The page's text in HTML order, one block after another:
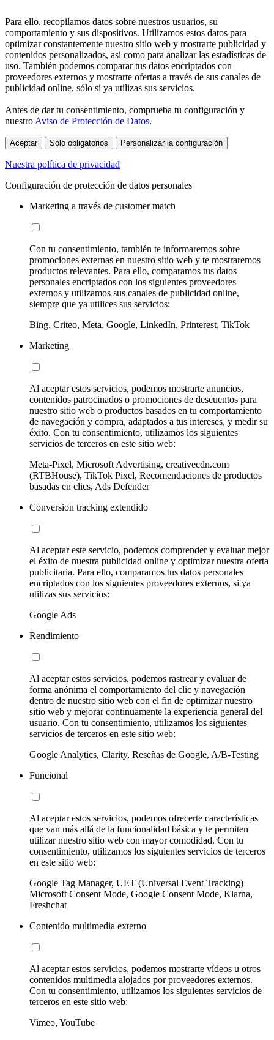
Para ello, recopilamos datos sobre nuestros usuarios, su
comportamiento y sus dispositivos. Utilizamos estos datos para
optimizar constantemente nuestro sitio web y mostrarte publicidad y
contenidos personalizados, así como para analizar las estadísticas de
uso. También podemos comparar tus datos encriptados con
proveedores externos y mostrarte ofertas a través de sus canales de
publicidad online, sólo si ya utilizas sus servicios.
Antes de dar tu consentimiento, comprueba tu configuración y
nuestro Aviso de Protección de Datos.
Aceptar Sólo obligatorios Personalizar la configuración
Nuestra política de privacidad
Configuración de protección de datos personales
Marketing a través de customer match
Con tu consentimiento, también te informaremos sobre
promociones externas en nuestro sitio web y te mostraremos
productos relevantes. Para ello, comparamos tus datos
personales encriptados con los siguientes proveedores
externos y utilizamos sus canales de publicidad online,
siempre que ya utilices sus servicios:
Bing, Criteo, Meta, Google, LinkedIn, Printerest, TikTok
Marketing
Al aceptar estos servicios, podemos mostrarte anuncios,
contenidos patrocinados o promociones de descuentos para
nuestro sitio web o productos basados en tu comportamiento
de navegación y compra, adaptados a tus intereses, y medir su
éxito. Con tu consentimiento, utilizamos los siguientes
servicios de terceros en este sitio web:
Meta-Pixel, Microsoft Advertising, creativecdn.com
(RTBHouse), TikTok Pixel, Recomendaciones de productos
basadas en clics, Ads Defender
Conversion tracking extendido
Al aceptar este servicio, podemos comprender y evaluar mejor
el éxito de nuestra publicidad online y optimizar nuestra oferta
publicitaria. Para ello, comparamos tus datos personales
encriptados con los siguientes proveedores externos, si ya
utilizas sus servicios:
Google Ads
Rendimiento
Al aceptar estos servicios, podemos rastrear y evaluar de
forma anónima el comportamiento del clic y navegación
dentro de nuestro sitio web con el fin de optimizar nuestro
sitio web y mejorar continuamente la experiencia general del
usuario. Con tu consentimiento, utilizamos los siguientes
servicios de terceros en este sitio web:
Google Analytics, Clarity, Reseñas de Google, A/B-Testing
Funcional
Al aceptar estos servicios, podemos ofrecerte características
que van más allá de la funcionalidad básica y te permiten
utilizar nuestro sitio web con mayor comodidad. Con tu
consentimiento, utilizamos los siguientes servicios de terceros
en este sitio web:
Google Tag Manager, UET (Universal Event Tracking)
Microsoft Consent Mode, Google Consent Mode, Klarna,
Freshchat
Contenido multimedia externo
Al aceptar estos servicios, podemos mostrarte vídeos u otros
contenidos multimedia alojados por proveedores externos.
Con tu consentimiento, utilizamos los siguientes servicios de
terceros en este sitio web:
Vimeo, YouTube